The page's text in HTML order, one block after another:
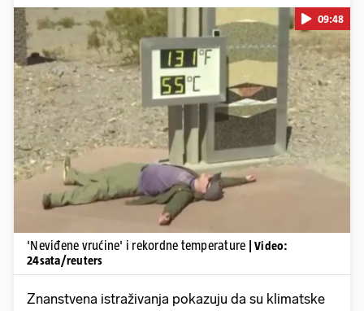
Pokretanje videa...
09:48
'Neviđene vrućine' i rekordne temperature
| Video:
24sata/reuters
Znanstvena istraživanja pokazuju da su klimatske